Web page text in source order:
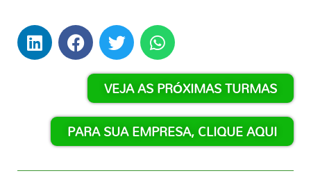
VEJA AS PRÓXIMAS TURMAS
PARA SUA EMPRESA, CLIQUE AQUI